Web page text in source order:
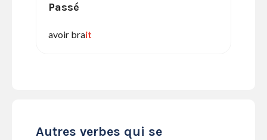
Passé
avoir brait
Autres verbes qui se